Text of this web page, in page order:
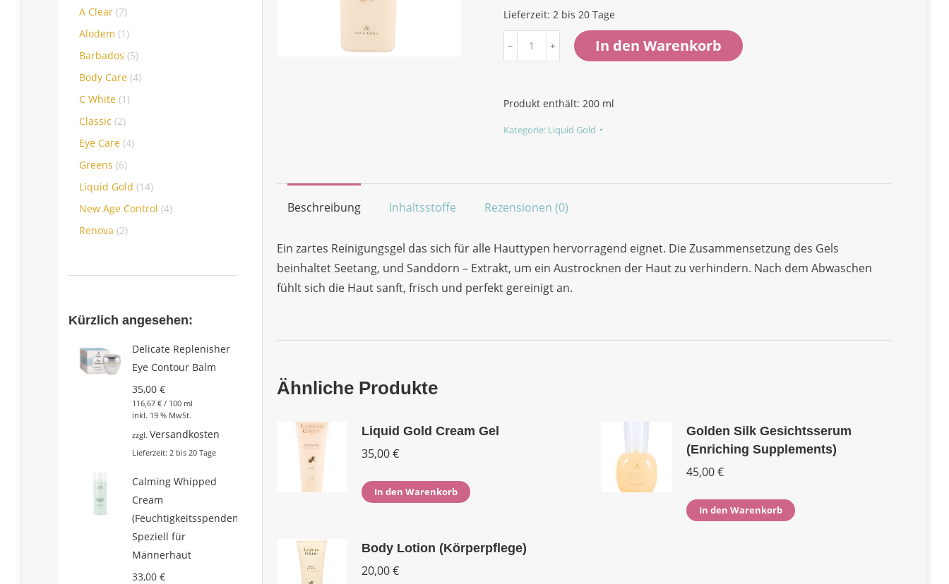
Lieferzeit: 2 bis 20 Tage
Facial
Foaming
(Reinigung)
In den Warenkorb
Produkt enthält: 200 ml
Kategorie: Liquid Gold
Beschreibung Inhaltsstoffe Rezensionen (0)
Ein zartes Reinigungsgel das sich für alle Hauttypen hervorragend eignet. Die Zusammensetzung des Gels
beinhaltet Seetang, und Sanddorn – Extrakt, um ein Austrocknen der Haut zu verhindern. Nach dem Abwaschen
fühlt sich die Haut sanft, frisch und perfekt gereinigt an.
Ähnliche Produkte
Liquid Gold Cream Gel
35,00€
In den Warenkorb
Golden Silk Gesichtsserum
(Enriching Supplements)
45,00€
In den Warenkorb
Body Lotion (Körperpflege)
20,00€
A Clear (7)
Alodem (1)
Barbados (5)
Body Care (4)
C White (1)
Classic (2)
Eye Care (4)
Greens (6)
Liquid Gold (14)
New Age Control (4)
Renova (2)
Kürzlich angesehen:
Delicate Replenisher
Eye Contour Balm
35,00 €
116,67 € / 100 ml
inkl. 19 % MwSt.
zzgl. Versandkosten
Lieferzeit: 2 bis 20 Tage
Calming Whipped
Cream
(Feuchtigkeitsspendend)
Speziell für
Männerhaut
33,00 €